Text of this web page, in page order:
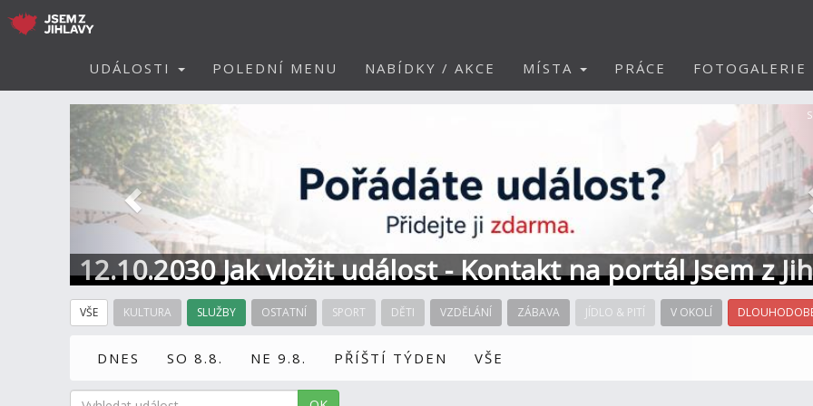
UDÁLOSTI POLEDNÍ MENU NABÍDKY / AKCE MÍSTA PRÁCE FOTOGALERIE
12.10.2030 Jak vložit událost - Kontakt na portál Jsem z
Předchozí
VŠE KULTURA SLUŽBY OSTATNÍ SPORT DĚTI VZDĚLÁNÍ ZÁBAVA JÍDLO & PITÍ V OKOLÍ
DNES SO 8.8. NE 9.8. PŘÍŠTÍ TÝDEN VŠE